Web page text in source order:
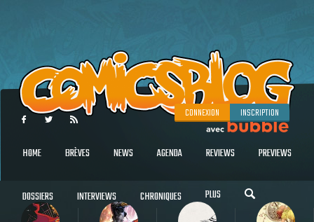
CONNEXION INSCRIPTION
HOME BRÈVES NEWS AGENDA REVIEWS PREVIEWS
DOSSIERS INTERVIEWS CHRONIQUES PLUS